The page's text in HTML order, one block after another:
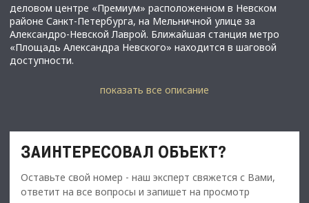
деловом центре «Премиум» расположенном в Невском
районе Санкт-Петербурга, на Мельничной улице за
Александрo-Невской Лаврой. Ближайшая станция метро
«Площадь Александра Невского» находится в шаговой
доступности.
✅Основные характеристики офиса:
• Современный дизайнерский интерьер;
• Система вентиляции и кондиционирования;
• Мини кухня;
показать все описание
ЗАИНТЕРЕСОВАЛ ОБЪЕКТ?
Оставьте свой номер - наш эксперт свяжется с Вами,
ответит на все вопросы и запишет на просмотр